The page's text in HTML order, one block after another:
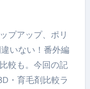
イク
）と比
いない！番外編
較も。今回の記
・育毛剤比較ラ